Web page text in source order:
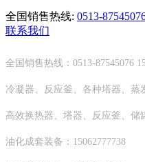
全国销售热线: 0513-
联系我们
全国销售热线：0513-87545076
冷凝器、反应釜、各种塔器、蒸
高效换热器、塔器、反应釜、储
油化成套装备：15062777738